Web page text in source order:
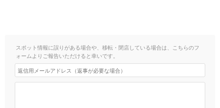
スポット情報に誤りがある場合や、移転・閉店している場合は、こちらのフ
ォームよりご報告いただけると幸いです。